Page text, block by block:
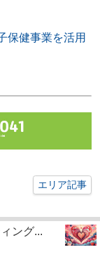
保健事業を活用
エリア記事
ング...